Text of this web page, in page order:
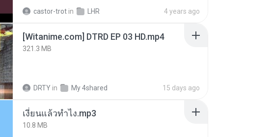
castor-trot in LHR 4 years ago
[Witanime.com] DTRD EP 03 HD.mp4
321.3 MB
DRTY in My 4shared 15 days ago
เงี่ยนแล้วทำไง.mp3
10.8 MB